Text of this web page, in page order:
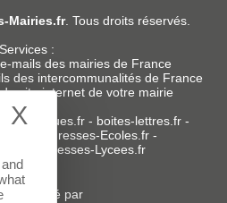
Mairies.fr. Tous droits réservés.
Services :
mails des mairies de France
des intercommunalités de France
site internet de votre mairie
- boites-lettres.fr -
Adresses-Ecoles.fr -
Adresses-Lycees.fr
édité par
X Hide cookie